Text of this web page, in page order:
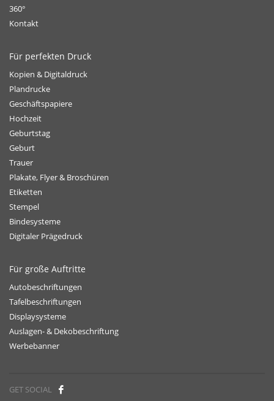
360°
Kontakt
Für perfekten Druck
Kopien & Digitaldruck
Plandrucke
Geschäftspapiere
Hochzeit
Geburtstag
Geburt
Trauer
Plakate, Flyer & Broschüren
Etiketten
Stempel
Bindesysteme
Digitaler Prägedruck
Für große Auftritte
Autobeschriftungen
Tafelbeschriftungen
Displaysysteme
Auslagen- & Dekobeschriftung
Werbebanner
GET SOCIAL